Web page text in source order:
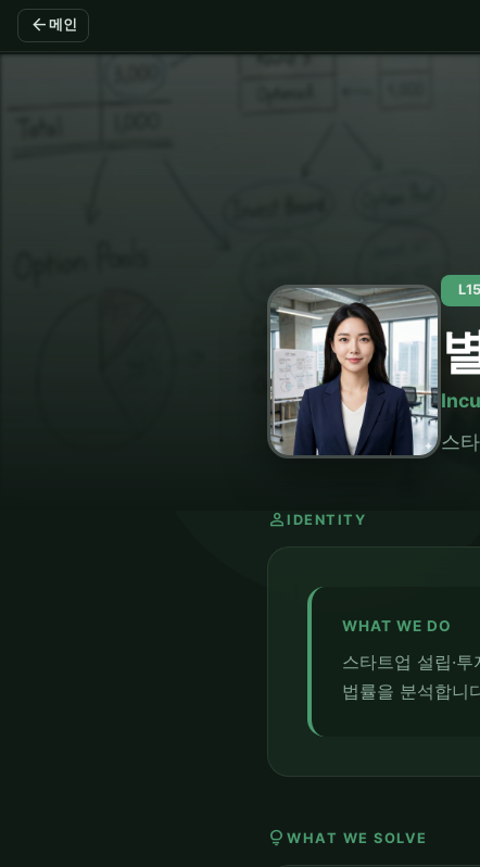
arrow_back 메인
스
person IDENTITY
WHAT WE DO
스타트업 설립·투
법률을 분석합니
lightbulb WHAT WE SOLVE